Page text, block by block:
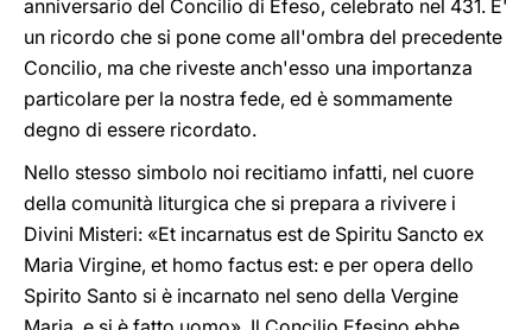
anniversario del Concilio di Efeso, celebrato nel 431. E'
un ricordo che si pone come all'ombra del precedente
Concilio, ma che riveste anch'esso una importanza
particolare per la nostra fede, ed è sommamente
degno di essere ricordato.
Nello stesso simbolo noi recitiamo infatti, nel cuore
della comunità liturgica che si prepara a rivivere i
Divini Misteri: «Et incarnatus est de Spiritu Sancto ex
Maria Virgine, et homo factus est: e per opera dello
Spirito Santo si è incarnato nel seno della Vergine